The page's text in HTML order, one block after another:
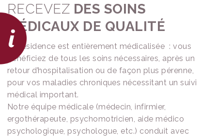
A
I
D
E
S
F
I
N
A
N
C
I
È
RECEVEZ DES SOINS
MÉDICAUX DE QUALITÉ
La résidence est entièrement médicalisée : vous
bénéficiez de tous les soins nécessaires, après un
retour d’hospitalisation ou de façon plus pérenne,
pour vos maladies chroniques nécessitant un suivi
médical important.
Notre équipe médicale (médecin, infirmier,
ergothérapeute, psychomotricien, aide médico
psychologique, psychologue, etc.) conduit avec